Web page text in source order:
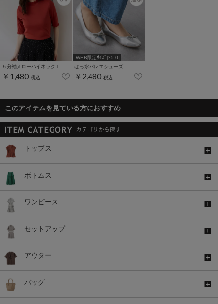
５分袖メローハイネックＴ
￥1,480 税込
WEB限定ｻｲｽﾞ[25.0]
はっ水バレエシューズ
￥2,480 税込
このアイテムを見ている方におすすめ
トップス
ボトムス
ワンピース
セットアップ
アウター
バッグ